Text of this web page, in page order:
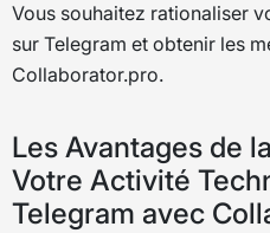
Vous souhaitez rationaliser
sur Telegram et obtenir les
Collaborator.pro.
Les Avantages de
Votre Activité
Telegram avec